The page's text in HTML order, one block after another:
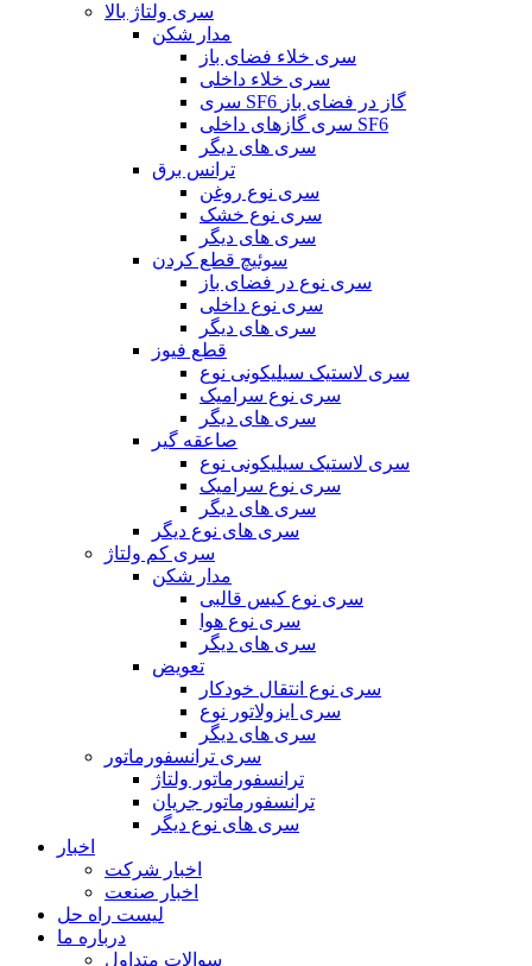
سری ولتاژ بالا
مدار شکن
سری خلاء فضای باز
سری خلاء داخلی
سری SF6 گاز در فضای باز
سری گازهای داخلی SF6
سری های دیگر
ترانس برق
سری نوع روغن
سری نوع خشک
سری های دیگر
سوئیچ قطع کردن
سری نوع در فضای باز
سری نوع داخلی
سری های دیگر
قطع فیوز
سری لاستیک سیلیکونی نوع
سری نوع سرامیک
سری های دیگر
صاعقه گیر
سری لاستیک سیلیکونی نوع
سری نوع سرامیک
سری های دیگر
سری های نوع دیگر
سری کم ولتاژ
مدار شکن
سری نوع کیس قالبی
سری نوع هوا
سری های دیگر
تعویض
سری نوع انتقال خودکار
سری ایزولاتور نوع
سری های دیگر
سری ترانسفورماتور
ترانسفورماتور ولتاژ
ترانسفورماتور جریان
سری های نوع دیگر
اخبار
اخبار شرکت
اخبار صنعت
لیست راه حل
درباره ما
سوالات متداول